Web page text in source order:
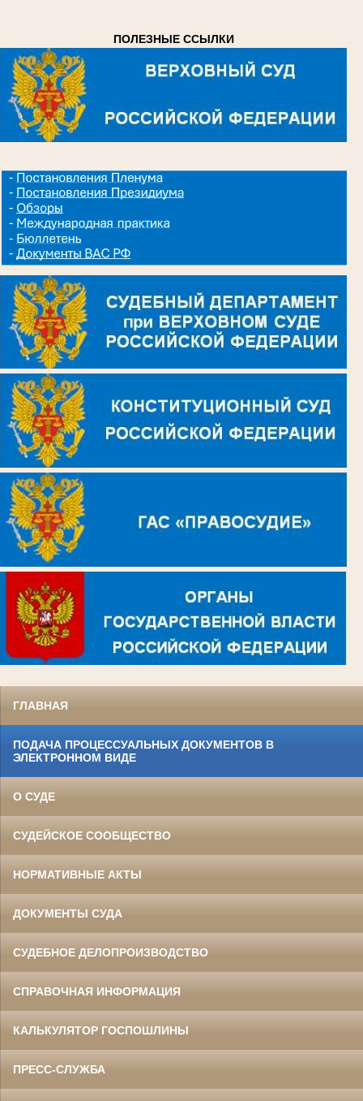
ПОЛЕЗНЫЕ ССЫЛКИ
ГЛАВНАЯ
ПОДАЧА ПРОЦЕССУАЛЬНЫХ ДОКУМЕНТОВ В
ЭЛЕКТРОННОМ ВИДЕ
О СУДЕ
СУДЕЙСКОЕ СООБЩЕСТВО
НОРМАТИВНЫЕ АКТЫ
ДОКУМЕНТЫ СУДА
СУДЕБНОЕ ДЕЛОПРОИЗВОДСТВО
СПРАВОЧНАЯ ИНФОРМАЦИЯ
КАЛЬКУЛЯТОР ГОСПОШЛИНЫ
ПРЕСС-СЛУЖБА